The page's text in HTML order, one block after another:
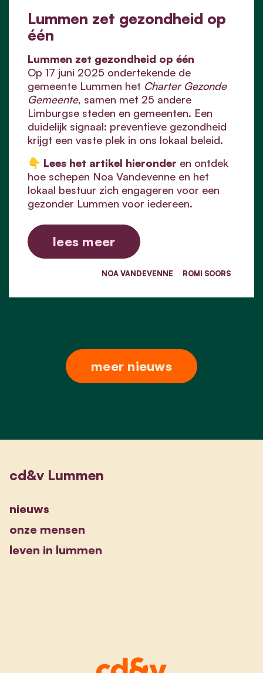
Lummen zet gezondheid op
één
Lummen zet gezondheid op één
Op 17 juni 2025 ondertekende de
gemeente Lummen het Charter Gezonde
Gemeente, samen met 25 andere
Limburgse steden en gemeenten. Een
duidelijk signaal: preventieve gezondheid
krijgt een vaste plek in ons lokaal beleid.
👇 Lees het artikel hieronder en ontdek
hoe schepen Noa Vandevenne en het
lokaal bestuur zich engageren voor een
gezonder Lummen voor iedereen.
lees meer
NOA VANDEVENNE ROMI SOORS
meer nieuws
cd&v Lummen
nieuws
onze mensen
leven in lummen